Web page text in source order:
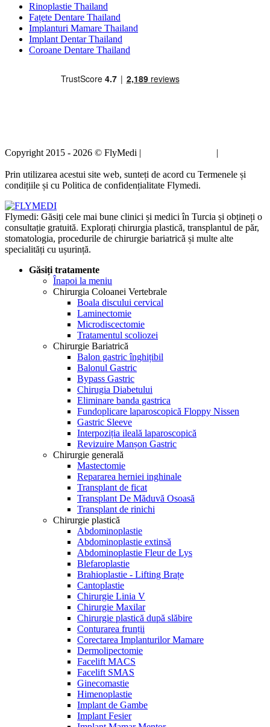
Rinoplastie Thailand
Fațete Dentare Thailand
Implanturi Mamare Thailand
Implant Dentar Thailand
Coroane Dentare Thailand
Copyright 2015 - 2026 © FlyMedi | |
Prin utilizarea acestui site web, sunteți de acord cu Termenele și
condițiile și cu Politica de confidențialitate Flymedi.
Flymedi: Găsiți cele mai bune clinici și medici în Turcia și obțineți o
consultație gratuită. Explorați chirurgia plastică, transplantul de păr,
stomatologia, procedurile de chirurgie bariatrică și multe alte
specialități cu ușurință.
Găsiți tratamente
Înapoi la meniu
Chirurgia Coloanei Vertebrale
Boala discului cervical
Laminectomie
Microdiscectomie
Tratamentul scoliozei
Chirurgie Bariatrică
Balon gastric înghițibil
Balonul Gastric
Bypass Gastric
Chirugia Diabetului
Eliminare banda gastrica
Fundoplicare laparoscopică Floppy Nissen
Gastric Sleeve
Interpoziția ileală laparoscopică
Revizuire Manșon Gastric
Chirurgie generală
Mastectomie
Repararea herniei inghinale
Transplant de ficat
Transplant De Măduvă Osoasă
Transplant de rinichi
Chirurgie plastică
Abdominoplastie
Abdominoplastie extinsă
Abdominoplastie Fleur de Lys
Blefaroplastie
Brahioplastie - Lifting Brațe
Cantoplastie
Chirurgie Linia V
Chirurgie Maxilar
Chirurgie plastică după slăbire
Conturarea frunții
Corectarea Implanturilor Mamare
Dermolipectomie
Facelift MACS
Facelift SMAS
Ginecomastie
Himenoplastie
Implant de Gambe
Implant Fesier